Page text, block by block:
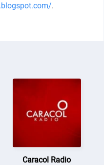
.
Caracol Radio